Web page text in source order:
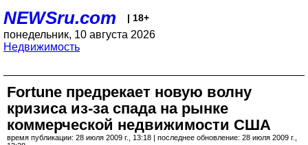
NEWSru.com | 18+
понедельник, 10 августа 2026
Недвижимость
Fortune предрекает новую волну
кризиса из-за спада на рынке
коммерческой недвижимости США
время публикации: 28 июля 2009 г., 13:18 | последнее обновление: 28 июля 2009 г.,